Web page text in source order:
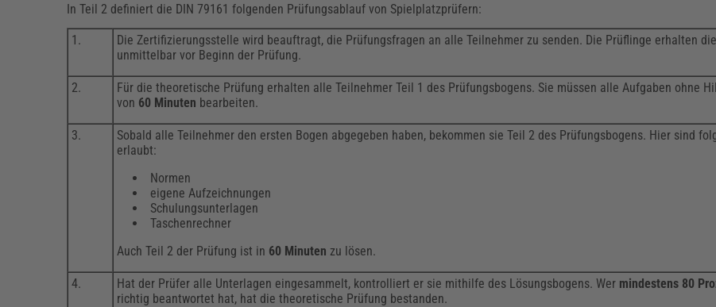
In Teil 2 definiert die DIN 79161 folgenden Prüfungsablauf von Spielplatzprüfern:
1.
Die Zertifizierungsstelle wird beauftragt, die Prüfungsfragen an alle Teilnehmer zu senden. Die Prüflinge erhalten
unmittelbar vor Beginn der Prüfung.
2.
Für die theoretische Prüfung erhalten alle Teilnehmer Teil 1 des Prüfungsbogens. Sie müssen alle Aufgaben ohne
von 60 Minuten bearbeiten.
3.
Sobald alle Teilnehmer den ersten Bogen abgegeben haben, bekommen sie Teil 2 des Prüfungsbogens. Hier sind
erlaubt:
Normen
eigene Aufzeichnungen
Schulungsunterlagen
Taschenrechner
Auch Teil 2 der Prüfung ist in 60 Minuten zu lösen.
4. Hat der Prüfer alle Unterlagen eingesammelt, kontrolliert er sie mithilfe des Lösungsbogens. Wer mindestens 80
richtig beantwortet hat, hat die theoretische Prüfung bestanden.